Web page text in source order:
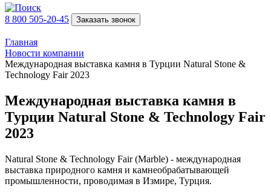
8 800 505-20-45 Заказать звонок
Главная
Новости компании
Международная выставка камня в Турции Natural Stone &
Technology Fair 2023
Международная выставка камня в
Турции Natural Stone & Technology Fair
2023
Natural Stone & Technology Fair (Marble) - международная
выставка природного камня и камнеобрабатывающей
промышленности, проводимая в Измире, Турция.